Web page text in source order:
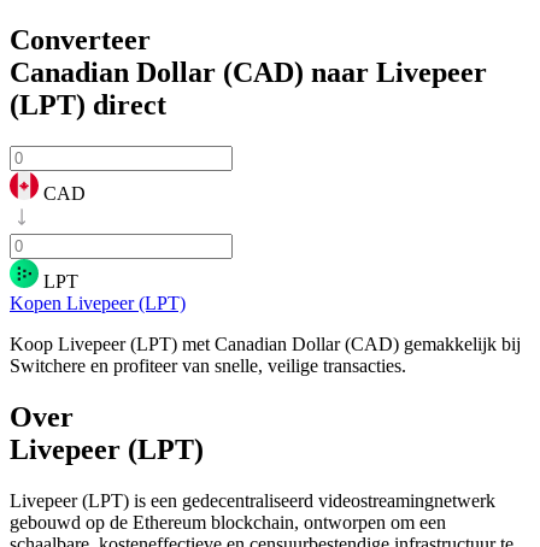
Converteer
Canadian Dollar (CAD) naar Livepeer
(LPT) direct
CAD
LPT
Kopen Livepeer (LPT)
Koop Livepeer (LPT) met Canadian Dollar (CAD) gemakkelijk bij
Switchere en profiteer van snelle, veilige transacties.
Over
Livepeer (LPT)
Livepeer (LPT) is een gedecentraliseerd videostreamingnetwerk
gebouwd op de Ethereum blockchain, ontworpen om een